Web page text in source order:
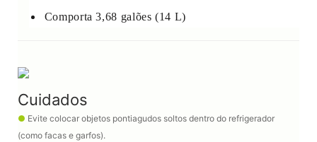
Comporta 3,68 galões (14 L)
Cuidados
● Evite colocar objetos pontiagudos soltos dentro do refrigerador
(como facas e garfos).